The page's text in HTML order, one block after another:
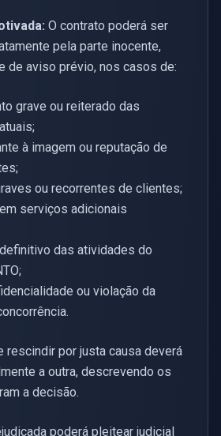
O contrato poderá ser
pela parte inocente,
de aviso prévio, nos casos de:
grave ou reiterado das
à imagem ou reputação de
ou recorrentes de clientes;
serviços adicionais
das atividades do
ou violação da
rescindir por justa causa deverá
a outra, descrevendo os
a decisão.
poderá pleitear judicial